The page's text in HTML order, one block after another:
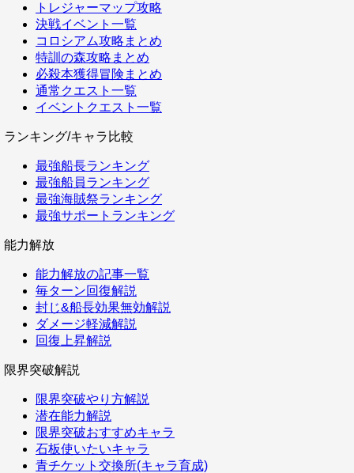
トレジャーマップ攻略
決戦イベント一覧
コロシアム攻略まとめ
特訓の森攻略まとめ
必殺本獲得冒険まとめ
通常クエスト一覧
イベントクエスト一覧
ランキング/キャラ比較
最強船長ランキング
最強船員ランキング
最強海賊祭ランキング
最強サポートランキング
能力解放
能力解放の記事一覧
毎ターン回復解説
封じ&船長効果無効解説
ダメージ軽減解説
回復上昇解説
限界突破解説
限界突破やり方解説
潜在能力解説
限界突破おすすめキャラ
石板使いたいキャラ
青チケット交換所(キャラ育成)